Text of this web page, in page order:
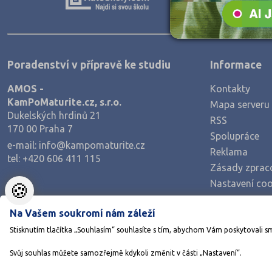
Zpracování dřeva, nábytku
Doprava a spoje
Informační služby
Ekonomie
Ekonomie a administrativa
Podnikání a management
Hotelnictví, turismus, gastronomie
Obchod, prodej
Služby
Přírodovědné a potravinářské obory
Ekologie a ochrana ŽP
Poradenství v přípravě ke studiu
AMOS -
KamPoMaturite.cz, s.r.o.
Dukelských hrdinů 21
170 00 Praha 7
e-mail: info@kampomaturite.cz
tel: +420 606 411 115
Informace
Kontakty
Mapa serveru
RSS
Spolupráce
Reklama
Zásady
Nastavení
🍪
Na Vašem soukromí nám záleží
Stisknutím tlačítka „Souhlasím“ souhlasíte s tím, abychom Vám poskytovali
Svůj souhlas můžete samozřejmě kdykoli změnit v části „Nastavení“.